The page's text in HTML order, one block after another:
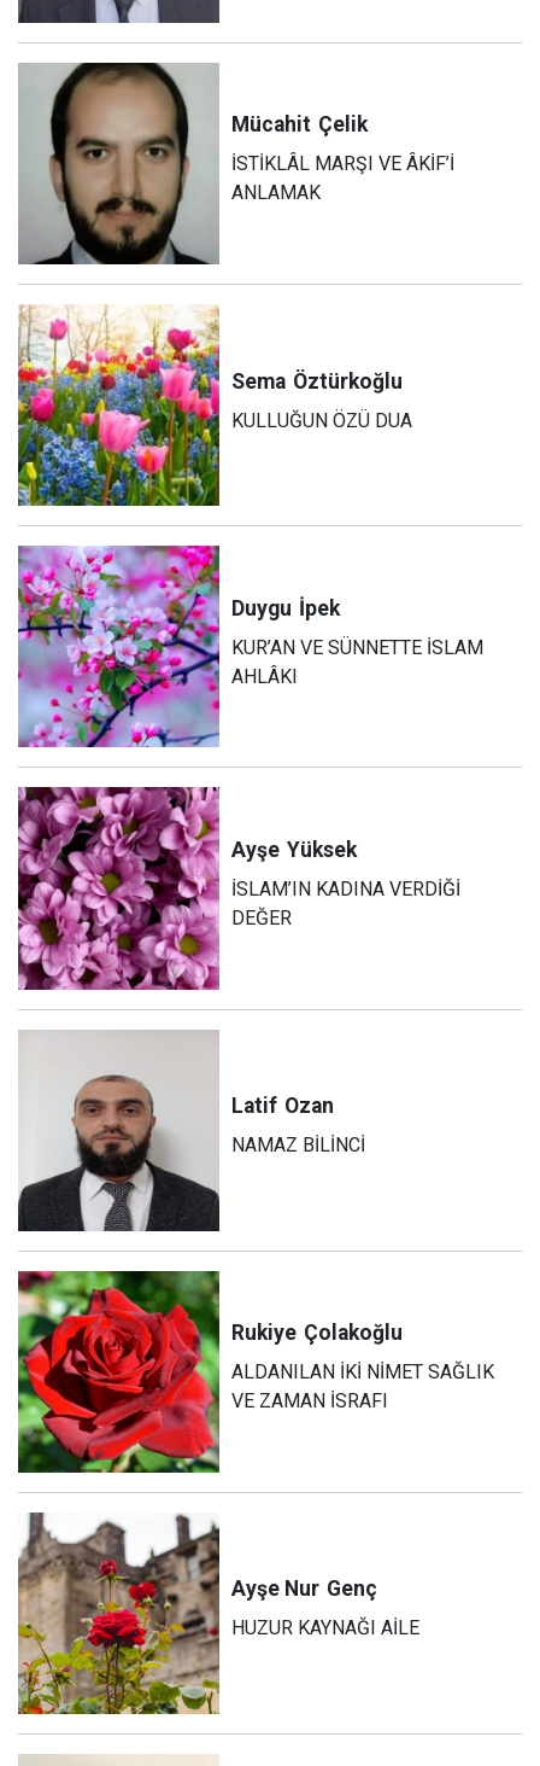
Mücahit Çelik
İSTİKLÂL MARŞI VE ÂKİF’İ
ANLAMAK
Sema Öztürkoğlu
KULLUĞUN ÖZÜ DUA
Duygu İpek
KUR’AN VE SÜNNETTE İSLAM
AHLÂKI
Ayşe Yüksek
İSLAM’IN KADINA VERDİĞİ
DEĞER
Latif Ozan
NAMAZ BİLİNCİ
Rukiye Çolakoğlu
ALDANILAN İKİ NİMET SAĞLIK
VE ZAMAN İSRAFI
Ayşe Nur Genç
HUZUR KAYNAĞI AİLE